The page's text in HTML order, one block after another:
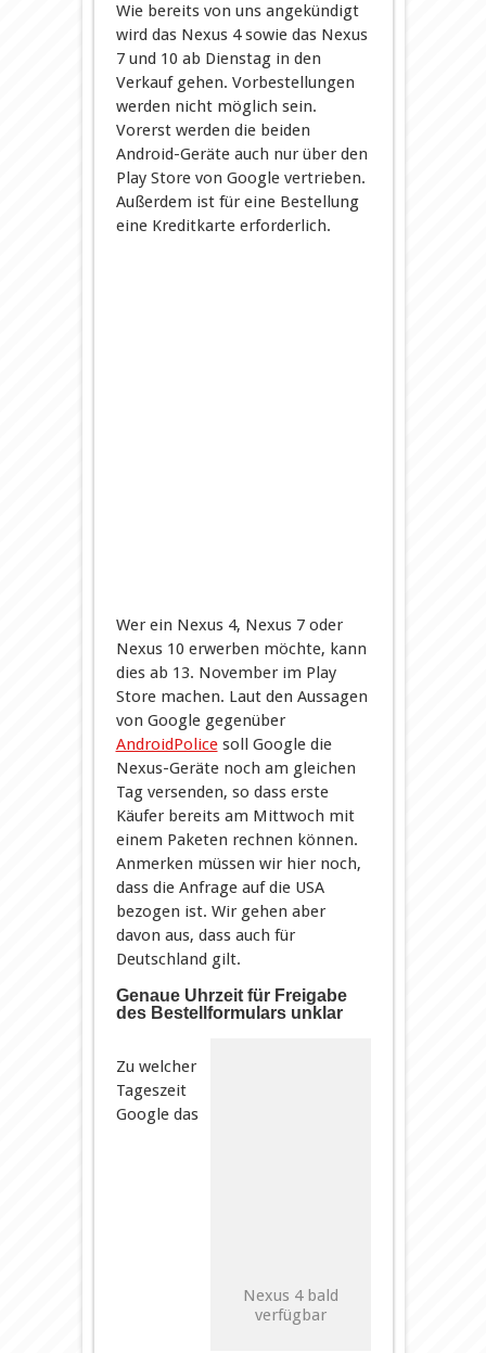
Wie bereits von uns angekündigt
wird das Nexus 4 sowie das Nexus
7 und 10 ab Dienstag in den
Verkauf gehen. Vorbestellungen
werden nicht möglich sein.
Vorerst werden die beiden
Android-Geräte auch nur über den
Play Store von Google vertrieben.
Außerdem ist für eine Bestellung
eine Kreditkarte erforderlich.
Wer ein Nexus 4, Nexus 7 oder
Nexus 10 erwerben möchte, kann
dies ab 13. November im Play
Store machen. Laut den Aussagen
von Google gegenüber
AndroidPolicesoll Google die
Nexus-Geräte noch am gleichen
Tag versenden, so dass erste
Käufer bereits am Mittwoch mit
einem Paketen rechnen können.
Anmerken müssen wir hier noch,
dass die Anfrage auf die USA
bezogen ist. Wir gehen aber
davon aus, dass auch für
Deutschland gilt.
Genaue Uhrzeit für Freigabe
des Bestellformulars unklar
Nexus 4 bald
verfügbar
Zu welcher
Tageszeit
Google das